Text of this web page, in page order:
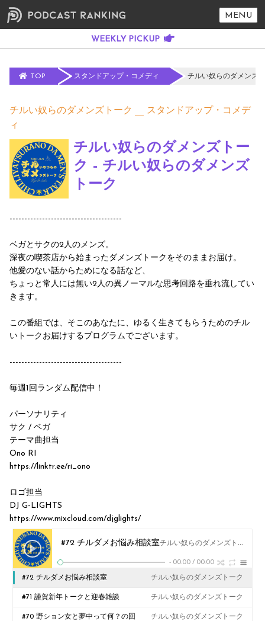
MENU
TOP スタンドアップ・コメディ チルい奴らのダメンズ
チルい奴らのダメンズトーク
スタンドアップ・コメデ
ィ
チルい奴らのダメンズトー
ク - チルい奴らのダメンズ
トーク
--------------------------------------
ベガとサクの2人のメンズ。
深夜の喫茶店から始まったダメンズトークをそのままお届け。
他愛のない話からためになる話など、
ちょっと常人には無い2人の異ノーマルな思考回路を垂れ流してい
きます。
この番組では、そこのあなたに、ゆるく生きてもらうためのチル
いトークお届けするプログラムでございます。
--------------------------------------
毎週1回ランダム配信中！
パーソナリティ
サク / ベガ
テーマ曲担当
Ono RI
https://linktr.ee/ri_ono
ロゴ担当
DJ G-LIGHTS
https://www.mixcloud.com/djglights/
#72 チルダメお悩み相談室チルい奴らのダメンズトーク
- 00:00 / 00:00
#72 チルダメお悩み相談室 チルい奴らのダメンズトーク
#71 謹賀新年トークと迎春雑談 チルい奴らのダメンズトーク
#70 野ション女と夢中って何？の回 チルい奴らのダメンズトーク